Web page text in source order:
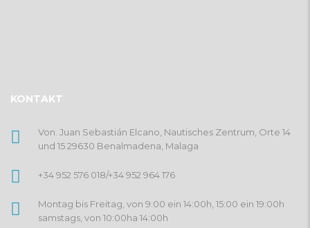
KONTAKT
Von. Juan Sebastián Elcano, Nautisches Zentrum, Orte 14
und 15 29630 Benalmadena, Malaga
+34 952 576 018/+34 952 964 176
Montag bis Freitag, von 9:00 ein 14:00h, 15:00 ein 19:00h
samstags, von 10:00ha 14:00h